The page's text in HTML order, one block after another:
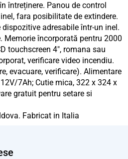
întreținere. Panou de control
fara posibilitate de extindere.
adresabile într-un inel.
Memorie încorporată pentru 2000
touchscreen 4", romana sau
verificare video incendiu.
evacuare, verificare). Alimentare
7Ah; Cutie mica, 322 x 324 x
gratuit pentru setare si
Fabricat in Italia